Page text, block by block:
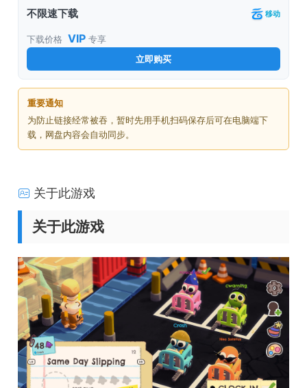
不限速下载 移动
下载价格 VIP 专享
立即购买
重要通知
为防止链接经常被吞，暂时先用手机扫码保存后可在电脑端下
载，网盘内容会自动同步。
关于此游戏
关于此游戏